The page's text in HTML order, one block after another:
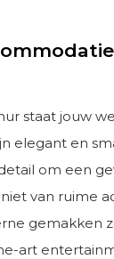
staat jouw
elegant en
om een
van ruime
gemakken
art